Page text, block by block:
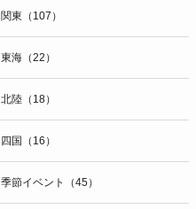
関東（107）
東海（22）
北陸（18）
四国（16）
季節イベント（45）